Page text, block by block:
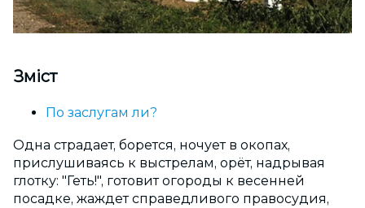
Зміст
По заслугам ли?
Одна страдает, борется, ночует в окопах,
прислушиваясь к выстрелам, орёт, надрывая
глотку: "Геть!", готовит огороды к весенней
посадке, жаждет справедливого правосудия,